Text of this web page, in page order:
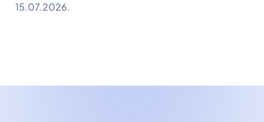
15.07.2026.